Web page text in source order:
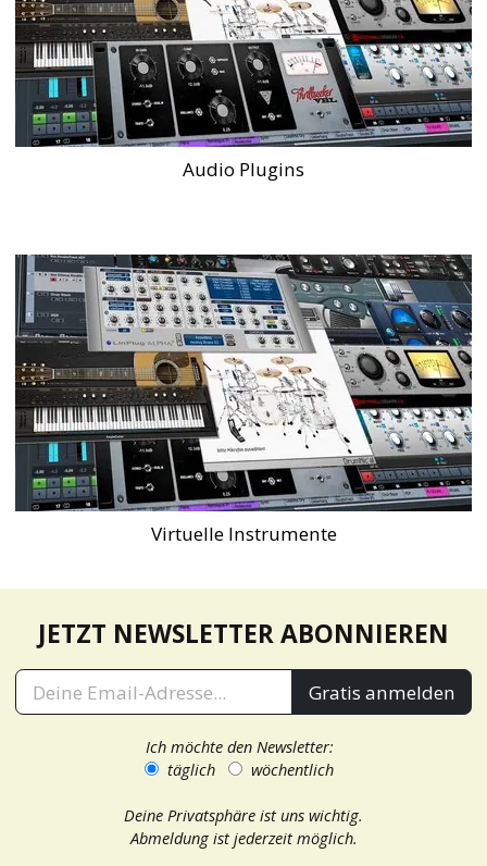
Audio Plugins
Virtuelle Instrumente
JETZT NEWSLETTER ABONNIEREN
Gratis anmelden
Ich möchte den Newsletter:
täglich
wöchentlich
Deine Privatsphäre ist uns wichtig.
Abmeldung ist jederzeit möglich.